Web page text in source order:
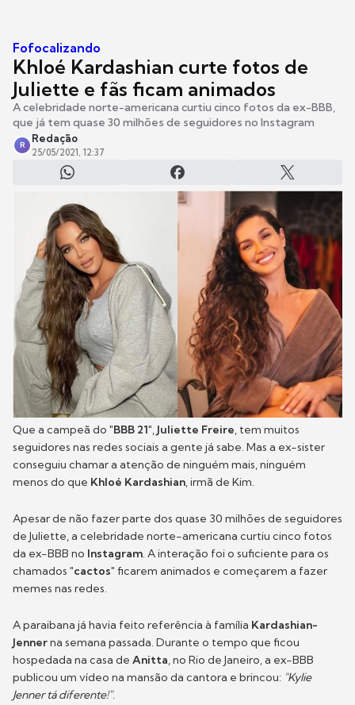
Fofocalizando
Khloé Kardashian curte fotos de
Juliette e fãs ficam animados
A celebridade norte-americana curtiu cinco fotos da ex-BBB,
que já tem quase 30 milhões de seguidores no Instagram
R
Redação
25/05/2021, 12:37
Que a campeã do "BBB 21",Juliette Freire, tem muitos
seguidores nas redes sociais a gente já sabe. Mas a ex-sister
conseguiu chamar a atenção de ninguém mais, ninguém
menos do que Khloé Kardashian, irmã de Kim.
Apesar de não fazer parte dos quase 30 milhões de seguidores
de Juliette, a celebridade norte-americana curtiu cinco fotos
da ex-BBB no Instagram. A interação foi o suficiente para os
chamados "cactos" ficarem animados e começarem a fazer
memes nas redes.
A paraibana já havia feito referência à família Kardashian-
Jennerna semana passada. Durante o tempo que ficou
hospedada na casa de Anitta, no Rio de Janeiro, a ex-BBB
publicou um vídeo na mansão da cantora e brincou: "Kylie
Jenner tá diferente!".